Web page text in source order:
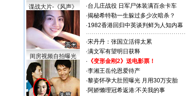
谍战大片-《风声》
闺房视频自拍曝光
·台儿庄战役 日军尸体装满百余卡车
·揭秘希特勒一生躲过多少次暗杀？
·1982香港回归中英谈判鲜为人知内幕
·宋丹丹：张国立活得太累
·满文军有望明日获释
· 《变形金刚2》送电影票！
·李湘王岳伦恩爱待产
·黎姿怀孕大肚照曝光 月用30万安胎
·阿娇懒理冠希返港:不关我的事